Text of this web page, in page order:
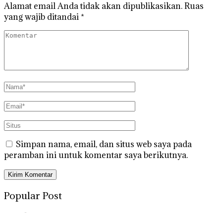
Alamat email Anda tidak akan dipublikasikan.Ruas
yang wajib ditandai *
Simpan nama, email, dan situs web saya pada
peramban ini untuk komentar saya berikutnya.
Popular Post